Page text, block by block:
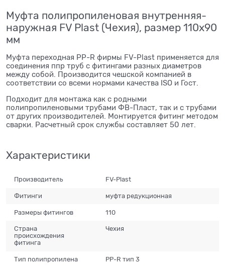
Муфта полипропиленовая внутренняя-
наружная FV Plast (Чехия), размер 110x90
мм
Муфта переходная PP-R фирмы FV-Plast применяется для
соединения ппр труб с фитингами разных диаметров
между собой. Производится чешской компанией в
соответствии со всеми нормами качества ISO и Гост.
Подходит для монтажа как с родными
полипропиленовыми трубами ФВ-Пласт, так и с трубами
от других производителей. Монтируется фитинг методом
сварки. Расчетный срок службы составляет 50 лет.
Характеристики
Производитель FV-Plast
Фитинги муфта редукционная
Размеры фитингов 110
Страна
происхождения
фитинга
Чехия
Тип полипропилена PP-R тип 3